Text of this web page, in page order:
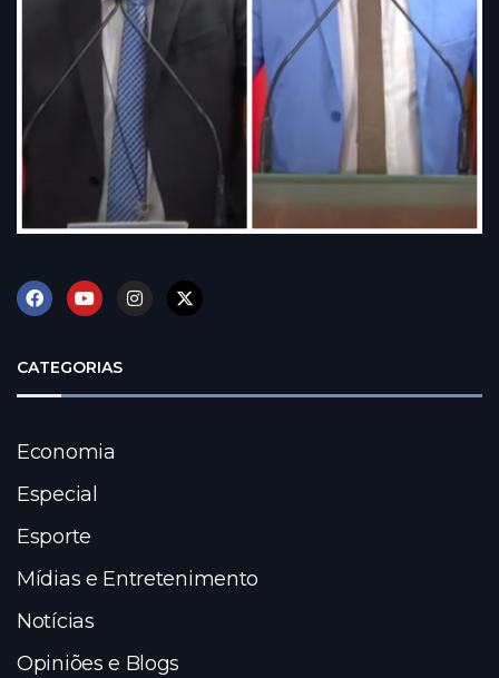
CATEGORIAS
Economia
Especial
Esporte
Mídias e Entretenimento
Notícias
Opiniões e Blogs